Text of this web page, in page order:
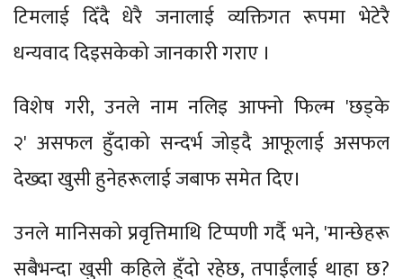
टिमलाई दिँदै धेरै जनालाई व्यक्तिगत रूपमा भेटेरै
धन्यवाद दिइसकेको जानकारी गराए ।
विशेष गरी, उनले नाम नलिइ आफ्नो फिल्म 'छड्के
२' असफल हुँदाको सन्दर्भ जोड्दै आफूलाई असफल
देख्दा खुसी हुनेहरूलाई जबाफ समेत दिए।
उनले मानिसको प्रवृत्तिमाथि टिप्पणी गर्दै भने, 'मान्छेहरू
सबैभन्दा खुसी कहिले हुँदो रहेछ, तपाईंलाई थाहा छ?